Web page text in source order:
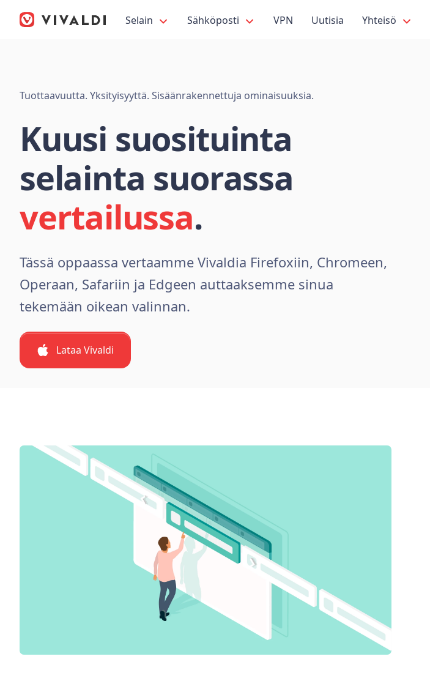
Selain Sähköposti VPN Uutisia Yhteisö
Tuottaavuutta. Yksityisyyttä. Sisäänrakennettuja ominaisuuksia.
Kuusi suosituinta
selainta suorassa
vertailussa.
Tässä oppaassa vertaamme Vivaldia Firefoxiin, Chromeen,
Operaan, Safariin ja Edgeen auttaaksemme sinua
tekemään oikean valinnan.
Lataa Vivaldi